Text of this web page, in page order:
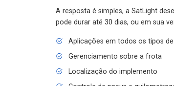
A resposta é simples, a SatLight
pode durar até 30 dias, ou em sua
Aplicações em todos os tipos
Gerenciamento sobre a frota
Localização do implemento
Controle de pneus e